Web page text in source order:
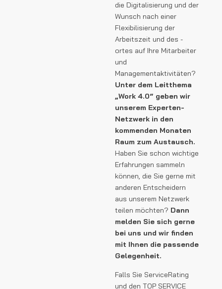
die Digitalisierung und der
Wunsch nach einer
Flexibilisierung der
Arbeitszeit und des -
ortes auf Ihre Mitarbeiter
und
Managementaktivitäten?
Unter dem Leitthema
„Work 4.0“ geben wir
unserem Experten-
Netzwerk in den
kommenden Monaten
Raum zum Austausch.
Haben Sie schon wichtige
Erfahrungen sammeln
können, die Sie gerne mit
anderen Entscheidern
aus unserem Netzwerk
teilen möchten? Dann
melden Sie sich gerne
bei uns und wir finden
mit Ihnen die passende
Gelegenheit.
Falls Sie ServiceRating
und den TOP SERVICE